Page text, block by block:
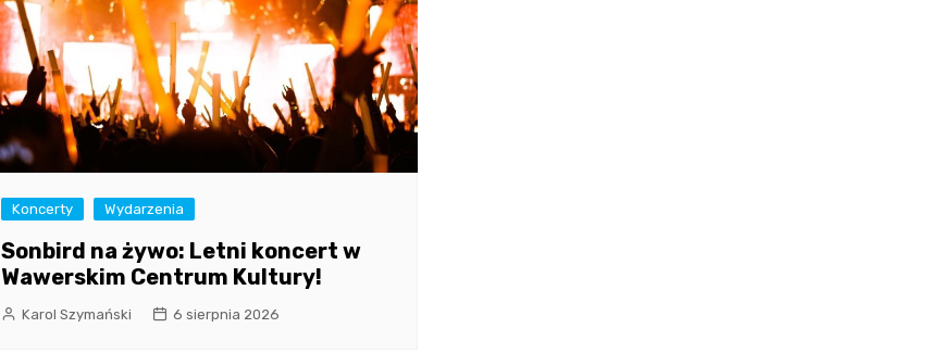
Koncerty Wydarzenia
Sonbird na żywo: Letni koncert w
Wawerskim Centrum Kultury!
Karol Szymański 6 sierpnia 2026